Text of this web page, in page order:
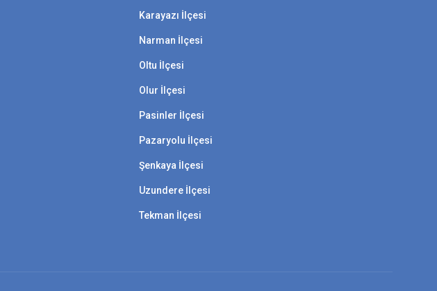
Karayazı İlçesi
Narman İlçesi
Oltu İlçesi
Olur İlçesi
Pasinler İlçesi
Pazaryolu İlçesi
Şenkaya İlçesi
Uzundere İlçesi
Tekman İlçesi